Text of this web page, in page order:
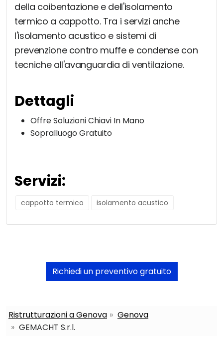
della coibentazione e dell'isolamento
termico a cappotto. Tra i servizi anche
l'isolamento acustico e sistemi di
prevenzione contro muffe e condense con
tecniche all'avanguardia di ventilazione.
Dettagli
Offre Soluzioni Chiavi In Mano
Sopralluogo Gratuito
Servizi:
cappotto termico isolamento acustico
Richiedi un preventivo gratuito
Ristrutturazioni a Genova
Genova
GEMACHT S.r.l.